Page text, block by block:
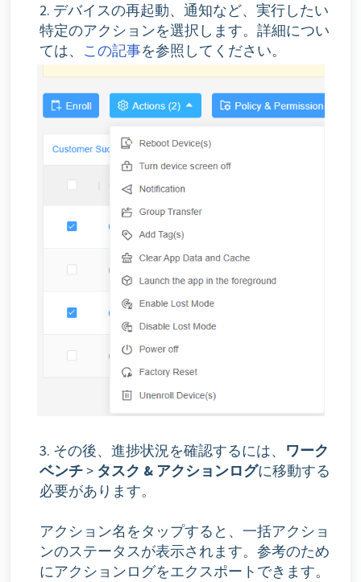
2. デバイスの再起動、通知など、実行したい
特定のアクションを選択します。詳細につい
ては、 この記事を参照してください。
3. その後、進捗状況を確認するには、 ワーク
ベンチ > タスク & アクションログに移動する
必要があります。
アクション名をタップすると、一括アクショ
ンのステータスが表示されます。参考のため
にアクションログをエクスポートできます。